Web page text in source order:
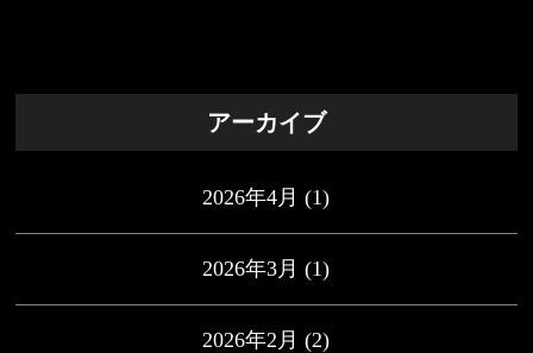
アーカイブ
2026年4月 (1)
2026年3月 (1)
2026年2月 (2)